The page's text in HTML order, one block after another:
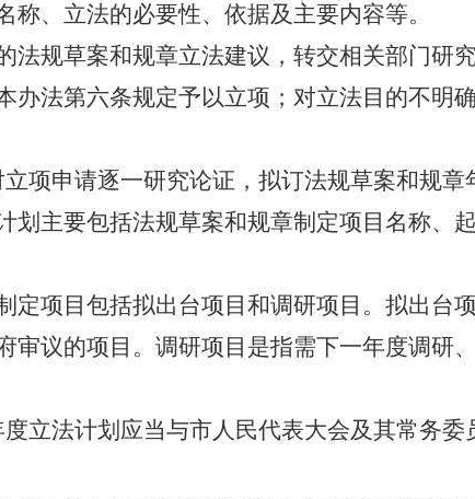
、立法的必要性、依据及主要内容等。
法规草案和规章立法建议，转交相关部门研
办法第六条规定予以立项；对立法目的不明
项申请逐一研究论证，拟订法规草案和规章
划主要包括法规草案和规章制定项目名称、
定项目包括拟出台项目和调研项目。拟出台
审议的项目。调研项目是指需下一年度调研
立法计划应当与市人民代表大会及其常务